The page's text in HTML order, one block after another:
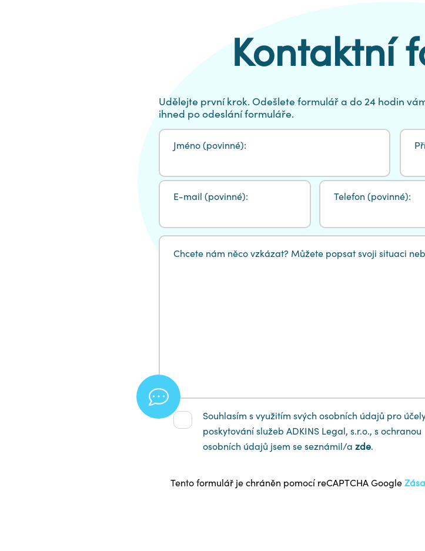
Kontaktní
Udělejte první krok. Odešlete formulář a do 24 hodin
ihned po odeslání formuláře.
Jméno (povinné):
E-mail (povinné): Telefon (povinné):
Chcete nám něco vzkázat? Můžete popsat svoji situaci
Souhlasím s využitím svých osobních údajů pro
poskytování služeb ADKINS Legal, s.r.o., s ochranou
osobních údajů jsem se seznámil/azde.
Tento formulář je chráněn pomocí reCAPTCHA Google